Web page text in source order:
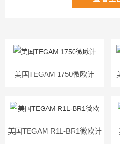
美国TEGAM 1750微欧计
美国TEGAM R1L-BR1微欧计